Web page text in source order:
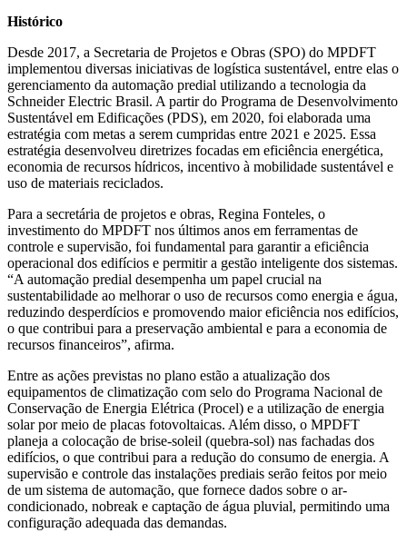
Histórico
Desde 2017, a Secretaria de Projetos e Obras (SPO) do MPDFT
implementou diversas iniciativas de logística sustentável, entre elas o
gerenciamento da automação predial utilizando a tecnologia da
Schneider Electric Brasil. A partir do Programa de Desenvolvimento
Sustentável em Edificações (PDS), em 2020, foi elaborada uma
estratégia com metas a serem cumpridas entre 2021 e 2025. Essa
estratégia desenvolveu diretrizes focadas em eficiência energética,
economia de recursos hídricos, incentivo à mobilidade sustentável e
uso de materiais reciclados.
Para a secretária de projetos e obras, Regina Fonteles, o
investimento do MPDFT nos últimos anos em ferramentas de
controle e supervisão, foi fundamental para garantir a eficiência
operacional dos edifícios e permitir a gestão inteligente dos sistemas.
“A automação predial desempenha um papel crucial na
sustentabilidade ao melhorar o uso de recursos como energia e água,
reduzindo desperdícios e promovendo maior eficiência nos edifícios,
o que contribui para a preservação ambiental e para a economia de
recursos financeiros”, afirma.
Entre as ações previstas no plano estão a atualização dos
equipamentos de climatização com selo do Programa Nacional de
Conservação de Energia Elétrica (Procel) e a utilização de energia
solar por meio de placas fotovoltaicas. Além disso, o MPDFT
planeja a colocação de brise-soleil (quebra-sol) nas fachadas dos
edifícios, o que contribui para a redução do consumo de energia. A
supervisão e controle das instalações prediais serão feitos por meio
de um sistema de automação, que fornece dados sobre o ar-
condicionado, nobreak e captação de água pluvial, permitindo uma
configuração adequada das demandas.